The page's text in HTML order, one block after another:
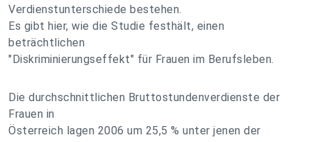
Verdienstunterschiede bestehen.
Es gibt hier, wie die Studie festhält, einen
beträchtlichen
"Diskriminierungseffekt" für Frauen im Berufsleben.
Die durchschnittlichen Bruttostundenverdienste der
Frauen in
Österreich lagen 2006 um 25,5 % unter jenen der